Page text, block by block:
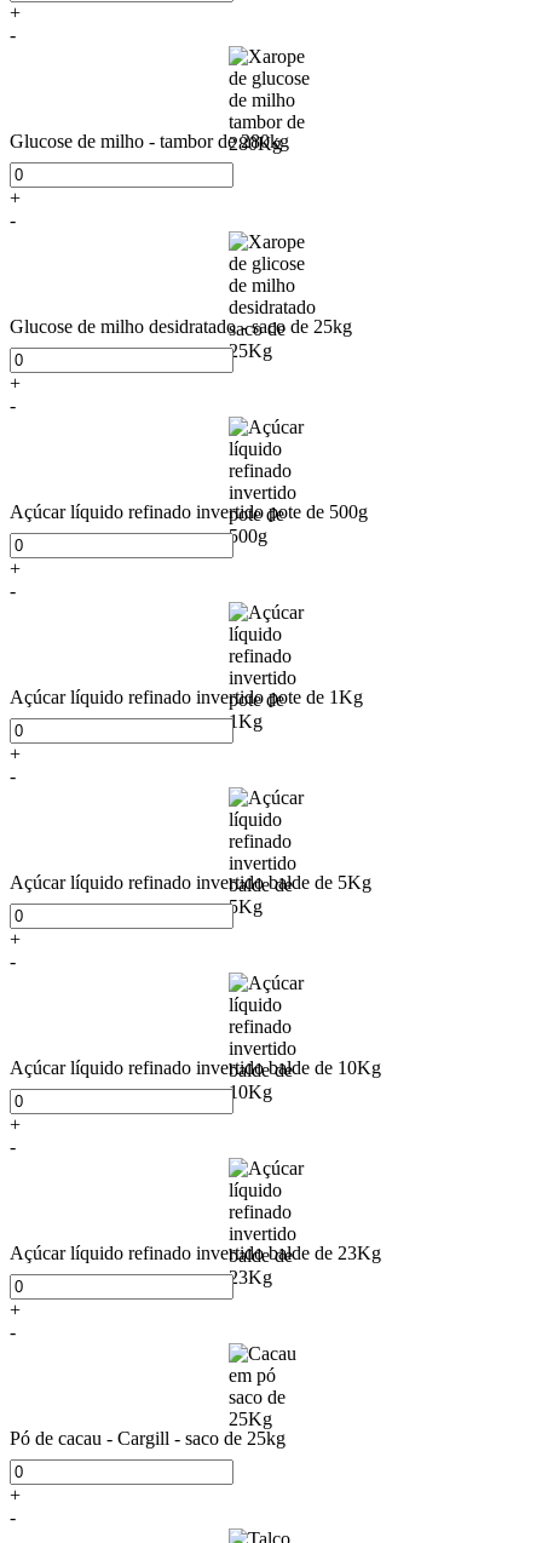
+
-
Glucose de milho - tambor de 280kg
+
-
Glucose de milho desidratado - saco de 25kg
+
-
Açúcar líquido refinado invertido pote de 500g
+
-
Açúcar líquido refinado invertido pote de 1Kg
+
-
Açúcar líquido refinado invertido balde de 5Kg
+
-
Açúcar líquido refinado invertido balde de 10Kg
+
-
Açúcar líquido refinado invertido balde de 23Kg
+
-
Pó de cacau - Cargill - saco de 25kg
+
-